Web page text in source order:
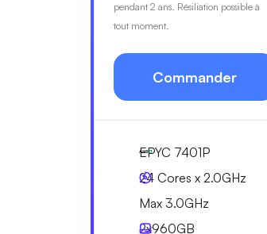
pendant 2 ans. Résiliation possible à
tout moment.
Commander
EPYC 7401P
24 Cores x 2.0GHz
Max 3.0GHz
2x960GB